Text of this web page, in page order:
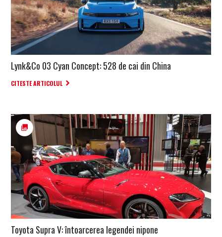
Lynk&Co 03 Cyan Concept: 528 de cai din China
CITESTE ARTICOLUL
Toyota Supra V: întoarcerea legendei nipone